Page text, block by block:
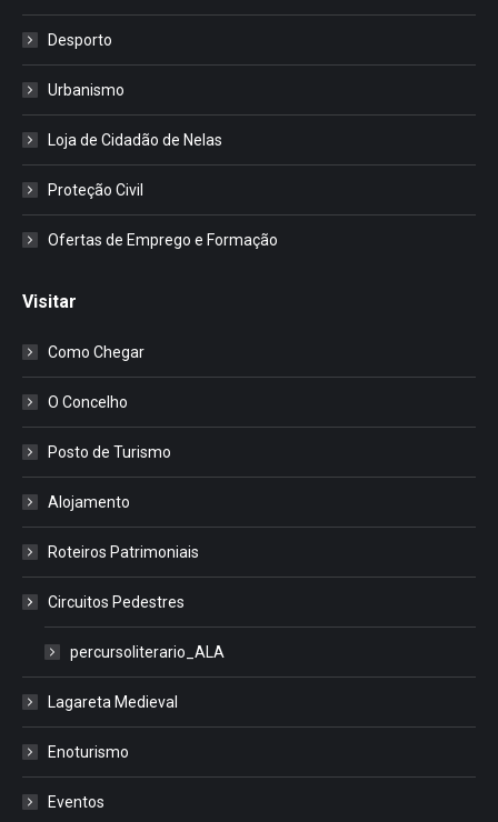
Desporto
Urbanismo
Loja de Cidadão de Nelas
Proteção Civil
Ofertas de Emprego e Formação
Visitar
Como Chegar
O Concelho
Posto de Turismo
Alojamento
Roteiros Patrimoniais
Circuitos Pedestres
percursoliterario_ALA
Lagareta Medieval
Enoturismo
Eventos